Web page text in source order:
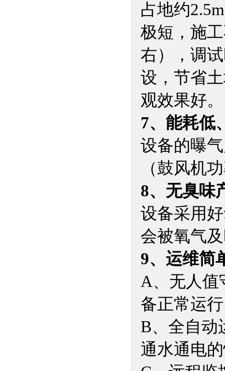
占地约
极短，施
右），调
设，节省
观效果好。
7、能耗低
设备的曝
（鼓风机
8、无臭味
设备采用
会被氧气
9、运维简
A、无人值
备正常运
B、全自动
通水通电